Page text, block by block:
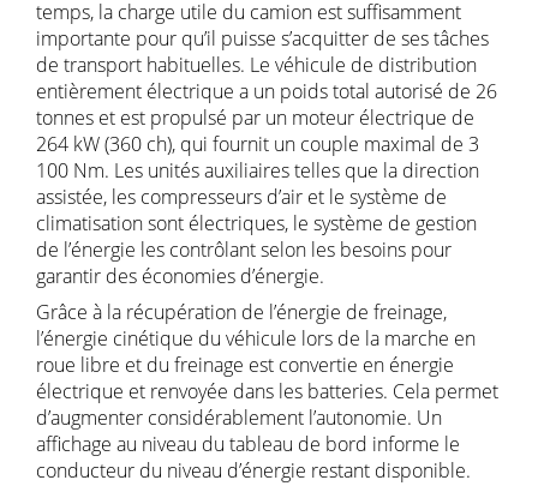
temps, la charge utile du camion est suffisamment
importante pour qu’il puisse s’acquitter de ses tâches
de transport habituelles. Le véhicule de distribution
entièrement électrique a un poids total autorisé de 26
tonnes et est propulsé par un moteur électrique de
264 kW (360 ch), qui fournit un couple maximal de 3
100 Nm. Les unités auxiliaires telles que la direction
assistée, les compresseurs d’air et le système de
climatisation sont électriques, le système de gestion
de l’énergie les contrôlant selon les besoins pour
garantir des économies d’énergie.
Grâce à la récupération de l’énergie de freinage,
l’énergie cinétique du véhicule lors de la marche en
roue libre et du freinage est convertie en énergie
électrique et renvoyée dans les batteries. Cela permet
d’augmenter considérablement l’autonomie. Un
affichage au niveau du tableau de bord informe le
conducteur du niveau d’énergie restant disponible.